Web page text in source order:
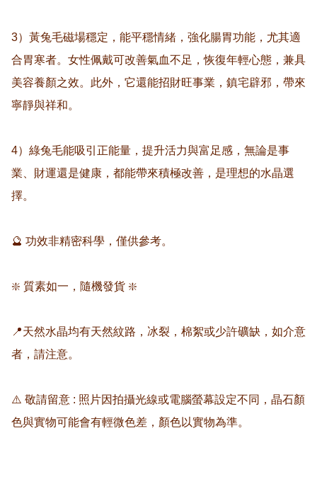
3）黃兔毛磁場穩定，能平穩情緒，強化腸胃功能，尤其適
合胃寒者。女性佩戴可改善氣血不足，恢復年輕心態，兼具
美容養顏之效。此外，它還能招財旺事業，鎮宅辟邪，帶來
寧靜與祥和。
4）綠兔毛能吸引正能量，提升活力與富足感，無論是事
業、財運還是健康，都能帶來積極改善，是理想的水晶選
擇。
🔮 功效非精密科學，僅供參考。
❇️ 質素如一，隨機發貨 ❇️
📍天然水晶均有天然紋路，冰裂，棉絮或少許礦缺，如介意
者，請注意。
⚠️ 敬請留意 : 照片因拍攝光線或電腦螢幕設定不同，晶石顏
色與實物可能會有輕微色差，顏色以實物為準。